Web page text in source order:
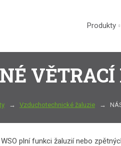
Produkty
Vzduchotechnické žaluzie
plní funkci žaluzií nebo